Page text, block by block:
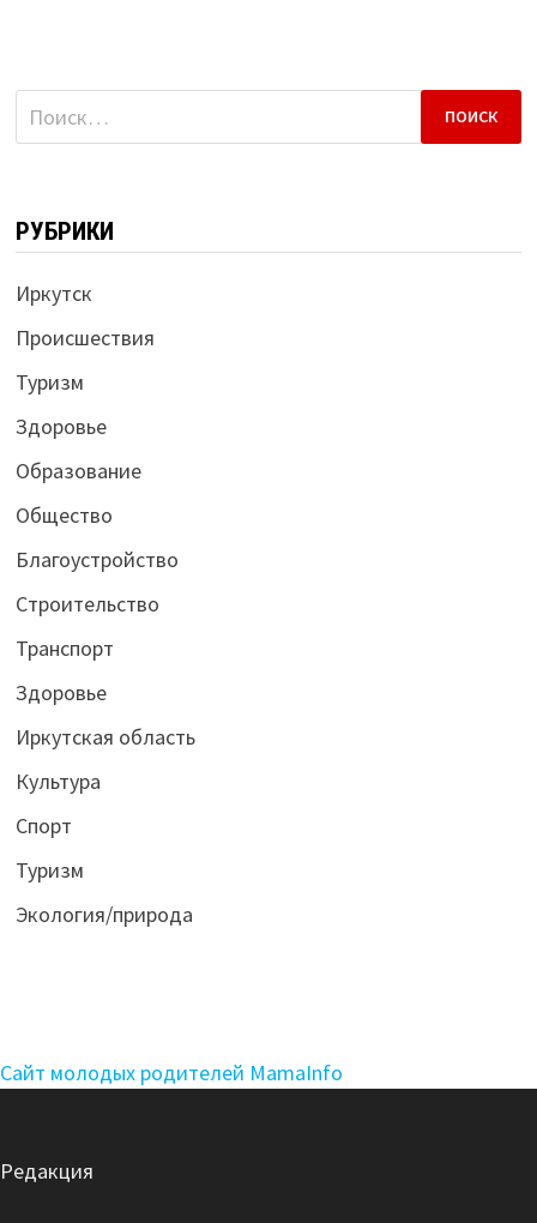
Найти:
РУБРИКИ
Иркутск
Происшествия
Туризм
Здоровье
Образование
Общество
Благоустройство
Строительство
Транспорт
Здоровье
Иркутская область
Культура
Спорт
Туризм
Экология/природа
Сайт молодых родителей MamaInfo
Редакция